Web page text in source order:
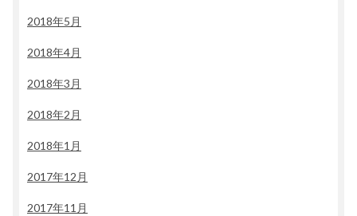
2018年5月
2018年4月
2018年3月
2018年2月
2018年1月
2017年12月
2017年11月